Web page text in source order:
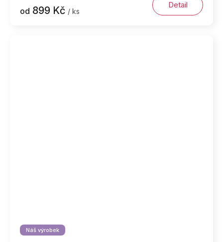
od 899 Kč / ks
Detail
Náš výrobek